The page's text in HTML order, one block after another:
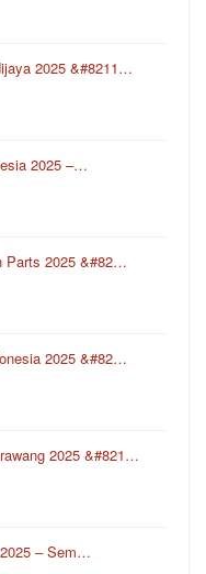
2025 &#8211…
2025 –…
Parts 2025 &#82…
2025 &#82…
2025 &#821…
– Sem…